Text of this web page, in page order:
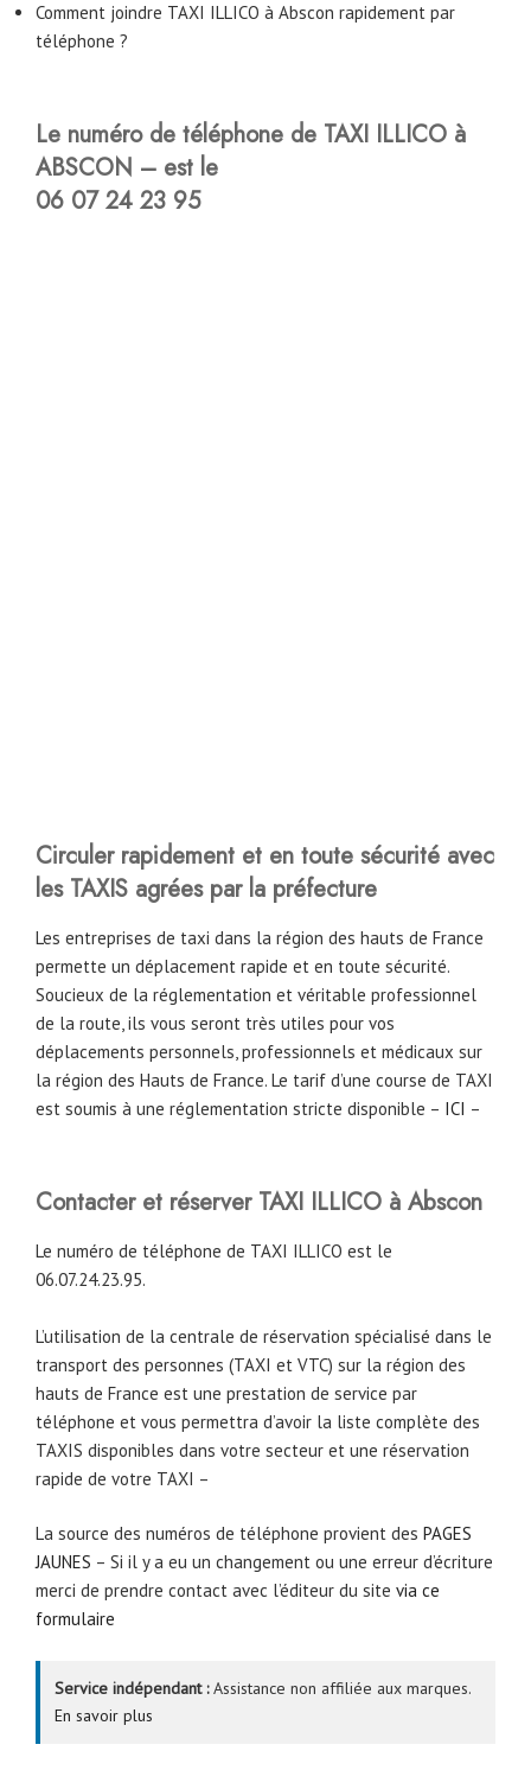
Comment joindre TAXI ILLICO à Abscon rapidement par
téléphone ?
Le numéro de téléphone de TAXI ILLICO à
ABSCON – est le
06 07 24 23 95
Circuler rapidement et en toute sécurité avec
les TAXIS agrées par la préfecture
Les entreprises de taxi dans la région des hauts de France
permette un déplacement rapide et en toute sécurité.
Soucieux de la réglementation et véritable professionnel
de la route, ils vous seront très utiles pour vos
déplacements personnels, professionnels et médicaux sur
la région des Hauts de France. Le tarif d’une course de TAXI
est soumis à une réglementation stricte disponible – ICI –
Contacter et réserver TAXI ILLICO à Abscon
Le numéro de téléphone de TAXI ILLICO est le
06.07.24.23.95.
L’utilisation de la centrale de réservation spécialisé dans le
transport des personnes (TAXI et VTC) sur la région des
hauts de France est une prestation de service par
téléphone et vous permettra d’avoir la liste complète des
TAXIS disponibles dans votre secteur et une réservation
rapide de votre TAXI –
La source des numéros de téléphone provient des PAGES
JAUNES – Si il y a eu un changement ou une erreur d’écriture
merci de prendre contact avec l’éditeur du site via ce
formulaire
Service indépendant :Assistance non affiliée aux marques.
En savoir plus